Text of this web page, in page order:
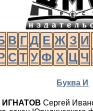
В Г Д Е Ж З И
С Т У Ф Х Ц Ч
Буква И
ИГНАТОВ Сергей